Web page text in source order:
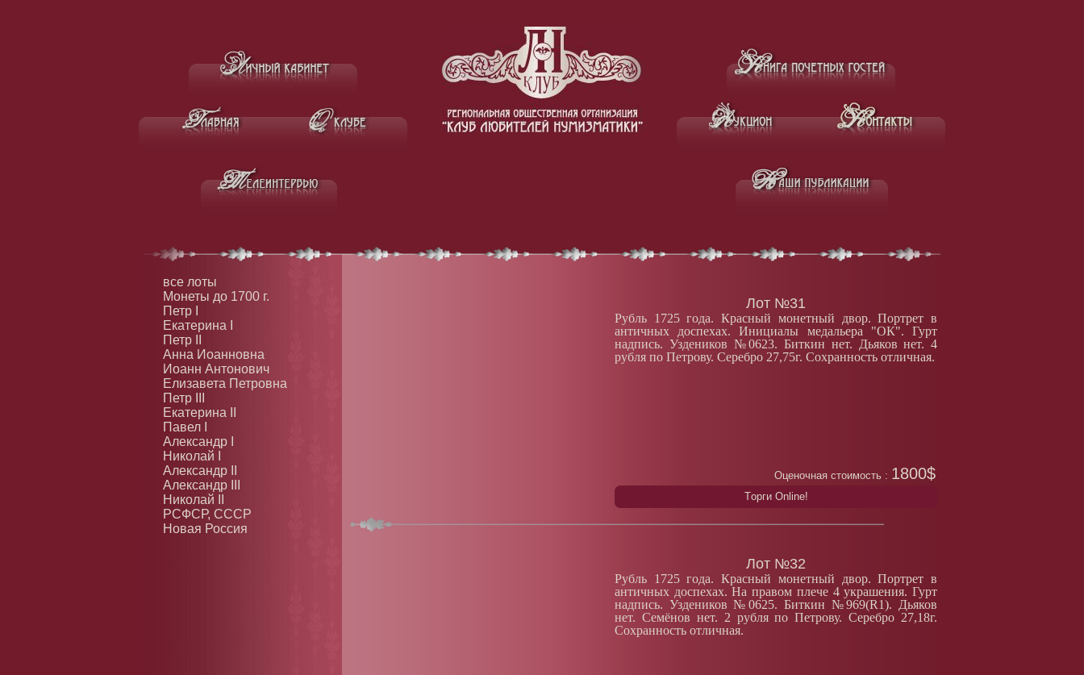
все лоты
Монеты до 1700 г.
Петр I
Екатерина I
Петр II
Анна Иоанновна
Иоанн Антонович
Елизавета Петровна
Петр III
Екатерина II
Павел I
Александр I
Николай I
Александр II
Александр III
Николай II
РСФСР, СССР
Новая Россия
Лот №31
Рубль 1725 года. Красный монетный двор. Портрет в
античных доспехах. Инициалы медальера "ОК". Гурт
надпись. Уздеников №0623. Биткин нет. Дьяков нет. 4
рубля по Петрову. Серебро 27,75г. Сохранность отличная.
Оценочная стоимость : 1800$
Tорги Online!
Лот №32
Рубль 1725 года. Красный монетный двор. Портрет в
античных доспехах. На правом плече 4 украшения. Гурт
надпись. Уздеников №0625. Биткин №969(R1). Дьяков
нет. Семёнов нет. 2 рубля по Петрову. Серебро 27,18г.
Сохранность отличная.